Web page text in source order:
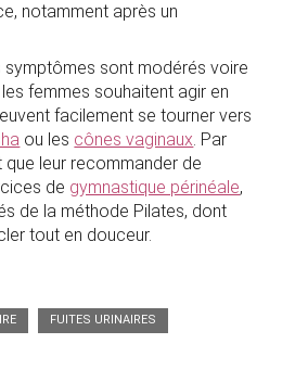
notamment après un
symptômes sont modérés voire
femmes souhaitent agir en
facilement se tourner vers
ou les cônes vaginaux. Par
que leur recommander de
de gymnastique périnéale,
de la méthode Pilates, dont
tout en douceur.
FUITES URINAIRES